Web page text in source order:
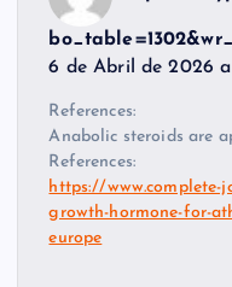
6 de Abril de 2026 a
References:
Anabolic steroids are
References:
https://www.complete-
growth-hormone-for-
europe